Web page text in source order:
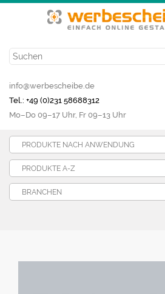
info@werbescheibe.de
Tel.: +49 (0)231 58688312
Mo­–Do 09–17 Uhr, Fr 09–13 Uhr
PRODUKTE NACH ANWENDUNG
PRODUKTE A-Z
BRANCHEN